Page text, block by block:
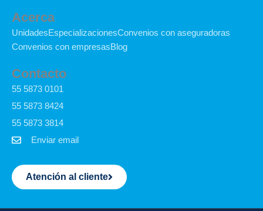
Acerca
UnidadesEspecializacionesConvenios con aseguradoras
Convenios con empresasBlog
Contacto
55 5873 0101
55 5873 8424
55 5873 3814
Enviar email
Atención al cliente